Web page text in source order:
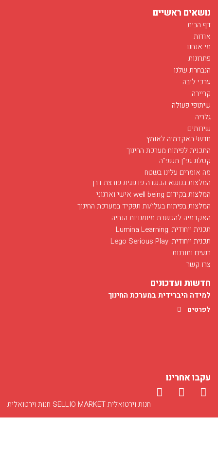
נושאים ראשיים
דף הבית
אודות
מי אנחנו
פתרונות
הנבחרת שלנו
ערכי ליבה
קריירה
שיתופי פעולה
גלריה
שירותים
חדש! האקדמיה לאומץ
התכנית לפיתוח מערכת החינוך
קטלוג גפ"ן תשפ"ה
מה אומרים עלינו בשטח
המלצות בנושא הכשרה פדגוגית פורצת דרך
המלצות בקידום well being אישי וארגוני
המלצות בפיתוח בעלי/ות תפקיד במערכת החינוך
האקדמיה להכשרת מיומנויות הנחיה
תכנית ייחודית: Lumina Learning
תכנית ייחודית: Lego Serious Play
רגעים ותובנות
צרו קשר
חדשות ועדכונים
חודש מאי בסימן רפואה
03/12/2017
חודש מאי בפלג מוקדש לפרויקט הנחיה של מועמדים ללימודי רפואה...
למידה היברידית במערכת החינוך
לפרטים
11/14/2019
לפרטים
עקבו אחרינו
חנות וירטואליתSELLIO MARKETחנות וירטואלית